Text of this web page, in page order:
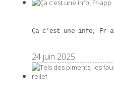
Ça c’est une info, Fr-
24 juin 2025